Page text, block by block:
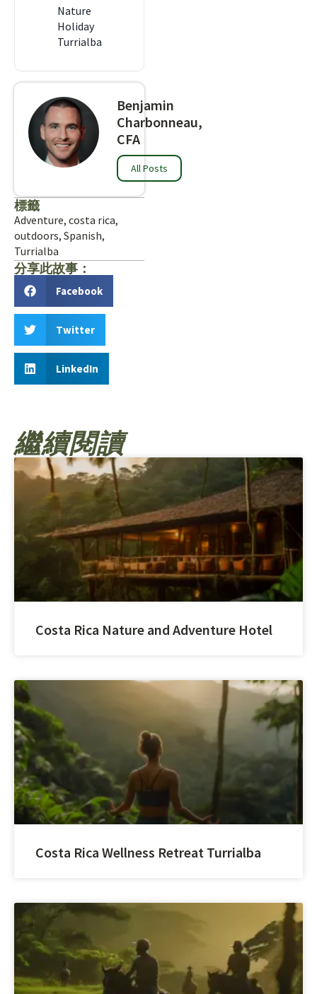
Nature
Holiday
Turrialba
Benjamin
Charbonneau,
CFA
All Posts
標籤
Adventure, costa rica,
outdoors, Spanish,
Turrialba
分享此故事：
Facebook
Twitter
LinkedIn
繼續閱讀
Costa Rica Nature and Adventure Hotel
Costa Rica Wellness Retreat Turrialba